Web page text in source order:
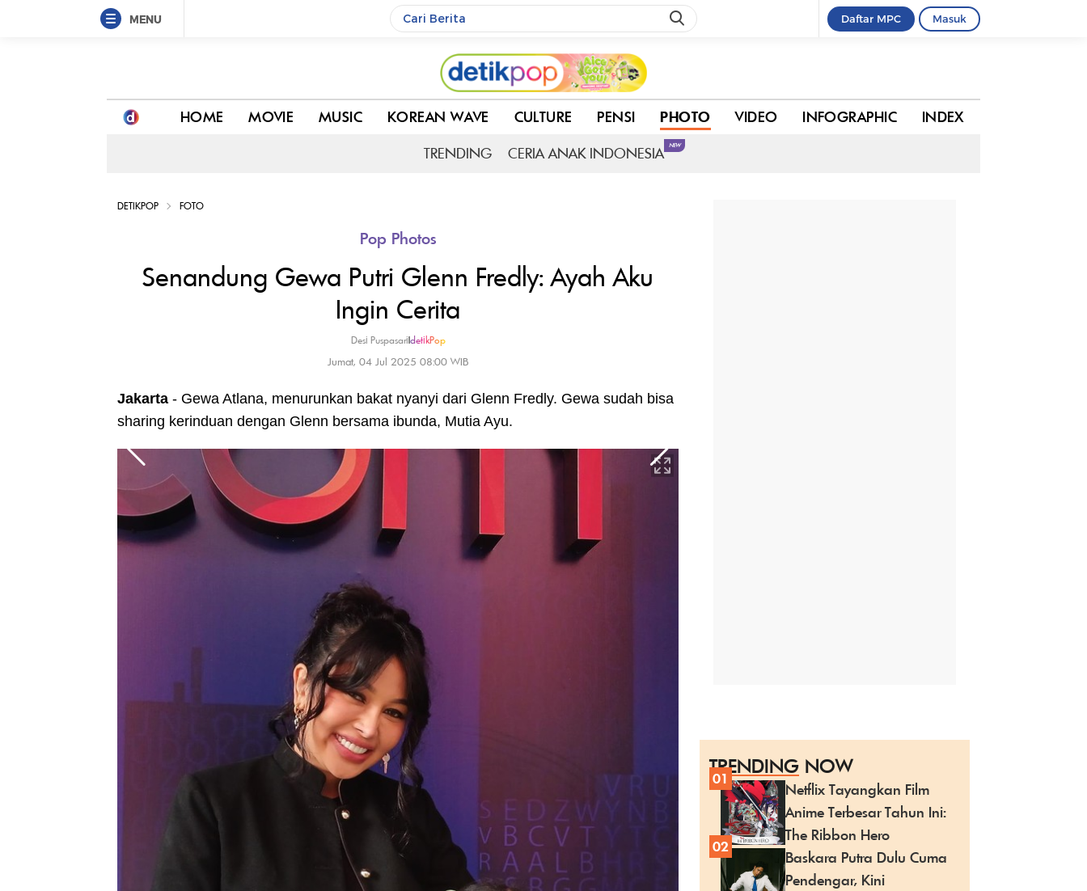
MENU Daftar MPC Masuk
HOME MOVIE MUSIC KOREAN WAVE CULTURE PENSI PHOTO VIDEO INFOGRAPHIC
INDEX
TRENDING
CERIA ANAK INDONESIA NEW
Senandung Gewa Putri Glenn Fredly: Ayah Aku Ingin Cerita 0 komentar BAGIKAN
DETIKPOP FOTO
Pop Photos
Senandung Gewa Putri Glenn Fredly: Ayah Aku
Ingin Cerita
Desi Puspasari|detikPop
Jumat, 04 Jul 2025 08:00 WIB
Jakarta - Gewa Atlana, menurunkan bakat nyanyi dari Glenn Fredly. Gewa sudah bisa
sharing kerinduan dengan Glenn bersama ibunda, Mutia Ayu.
TRENDING NOW
01
Netflix Tayangkan Film
Anime Terbesar Tahun Ini:
The Ribbon Hero
02
Baskara Putra Dulu Cuma
Pendengar, Kini